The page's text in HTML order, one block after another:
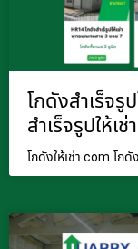
โกดังสำเร็จรู
สำเร็จรูปให้เ
โกดังให้เช่า.com โกดั